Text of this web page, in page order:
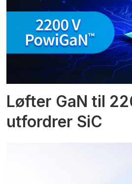
Løfter GaN til
utfordrer SiC